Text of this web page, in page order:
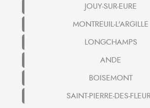
JOUY-SUR-EURE
MONTREUIL-L'ARGILLE
LONGCHAMPS
ANDE
BOISEMONT
SAINT-PIERRE-DES-